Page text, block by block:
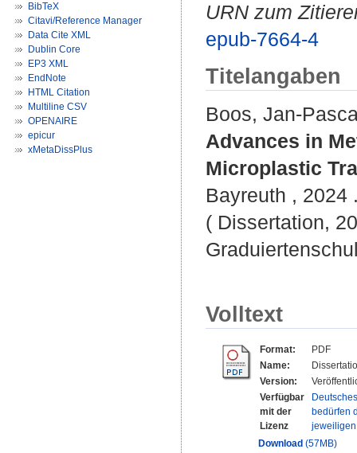
BibTeX
Citavi/Reference Manager
Data Cite XML
Dublin Core
EP3 XML
EndNote
HTML Citation
Multiline CSV
OPENAIRE
epicur
xMetaDissPlus
URN zum
epub-7664-4
Titelangaben
Boos, Jan-
Advances in
Microplastic
Bayreuth , 2024
( Dissertation,
Volltext
Format:
PDF
Name:
Version:
Verfügbar
mit der
Lizenz
bedürfen
Download (57MB)